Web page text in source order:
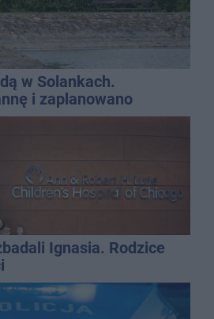
w Solankach.
i zaplanowano
Ignasia. Rodzice